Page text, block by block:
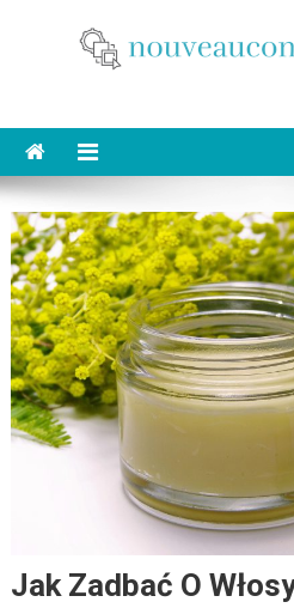
Jak Zadbać O